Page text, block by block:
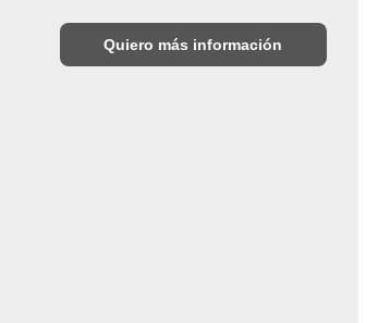
Quiero más información